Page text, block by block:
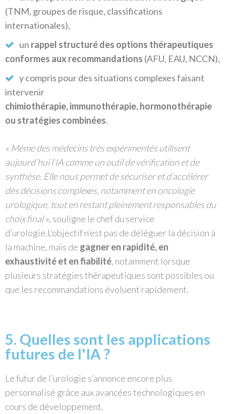
(TNM, groupes de risque, classifications
internationales),
un rappel structuré des options thérapeutiques
conformes aux recommandations (AFU, EAU, NCCN),
y compris pour des situations complexes faisant
intervenir
chimiothérapie, immunothérapie, hormonothérapie
ou stratégies combinées.
« Même des médecins très expérimentés utilisent
aujourd’hui l’IA comme un outil de vérification et de
synthèse. Elle nous permet de sécuriser et d’accélérer
des décisions complexes, notamment en oncologie
urologique, tout en restant pleinement responsables du
choix final », souligne le chef du service
d’urologie.L’objectif n’est pas de déléguer la décision à
la machine, mais de gagner en rapidité, en
exhaustivité et en fiabilité, notamment lorsque
plusieurs stratégies thérapeutiques sont possibles ou
que les recommandations évoluent rapidement.
5. Quelles sont les applications
futures de l'IA ?
Le futur de l’urologie s’annonce encore plus
personnalisé grâce aux avancées technologiques en
cours de développement.